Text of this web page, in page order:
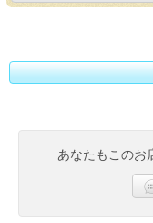
あなたもこのお